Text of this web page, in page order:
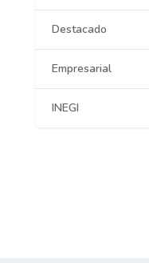
Destacado
Empresarial
INEGI